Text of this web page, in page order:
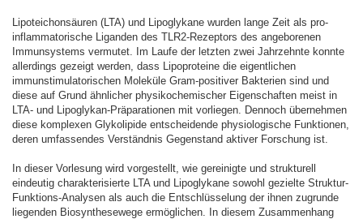
Lipoteichonsäuren (LTA) und Lipoglykane wurden lange Zeit als pro-
inflammatorische Liganden des TLR2-Rezeptors des angeborenen
Immunsystems vermutet. Im Laufe der letzten zwei Jahrzehnte konnte
allerdings gezeigt werden, dass Lipoproteine die eigentlichen
immunstimulatorischen Moleküle Gram-positiver Bakterien sind und
diese auf Grund ähnlicher physikochemischer Eigenschaften meist in
LTA- und Lipoglykan-Präparationen mit vorliegen. Dennoch übernehmen
diese komplexen Glykolipide entscheidende physiologische Funktionen,
deren umfassendes Verständnis Gegenstand aktiver Forschung ist.
In dieser Vorlesung wird vorgestellt, wie gereinigte und strukturell
eindeutig charakterisierte LTA und Lipoglykane sowohl gezielte Struktur-
Funktions-Analysen als auch die Entschlüsselung der ihnen zugrunde
liegenden Biosynthesewege ermöglichen. In diesem Zusammenhang